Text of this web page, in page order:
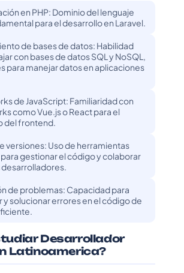
en PHP: Dominio del lenguaje
para el desarrollo en Laravel.
de bases de datos: Habilidad
con bases de datos SQL y NoSQL,
para manejar datos en aplicaciones
de JavaScript: Familiaridad con
como Vue.js o React para el
del frontend.
versiones: Uso de herramientas
gestionar el código y colaborar
de problemas: Capacidad para
y solucionar errores en el código de
Desarrollador
Latinoamerica?